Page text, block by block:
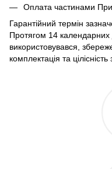
Оплата частинами
Гарантійний термін
Протягом 14 календарних
використовувався,
комплектація та